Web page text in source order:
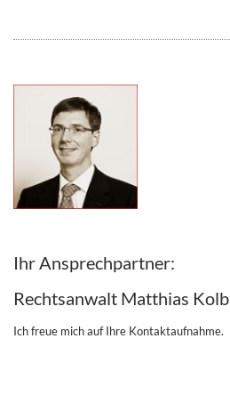
Ihr Ansprechpartner:
Rechtsanwalt Matthias Kolb
Ich freue mich auf Ihre Kontaktaufnahme.